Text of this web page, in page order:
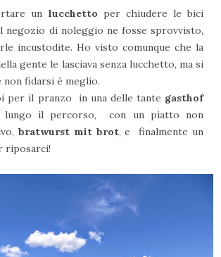
un lucchetto per chiudere le bici
negozio di noleggio ne fosse sprovvisto,
incustodite. Ho visto comunque che la
gente le lasciava senza lucchetto, ma si
non fidarsi è meglio.
per il pranzo in una delle tante gasthof
lungo il percorso, con un piatto non
bratwurst mit brot, e finalmente un
riposarci!